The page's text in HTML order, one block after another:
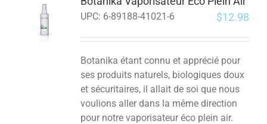
UPC: 6-89188-41021-6 $12.98
Botanika étant connu et apprécié pour
ses produits naturels, biologiques doux
et sécuritaires, il allait de soi que nous
voulions aller dans la même direction
pour notre vaporisateur éco plein air.